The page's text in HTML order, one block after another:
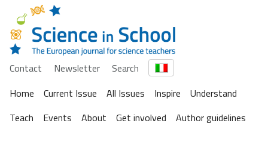
Contact Newsletter
Search
Home
Current Issue All Issues Inspire
Understand
Teach
Events About Get involved Author guidelines